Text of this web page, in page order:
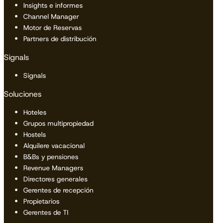
Insights e informes
Channel Manager
Motor de Reservas
Partners de distribución
Signals
Signals
Soluciones
Hoteles
Grupos multipropiedad
Hostels
Alquilere vacacional
B&Bs y pensiones
Revenue Managers
Directores generales
Gerentes de recepción
Propietarios
Gerentes de TI